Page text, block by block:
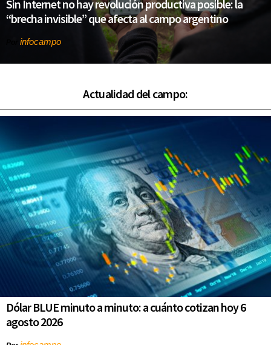
Sin Internet no hay revolución productiva posible: la
“brecha invisible” que afecta al campo argentino
infocampo
Actualidad del campo:
Dólar BLUE minuto a minuto: a cuánto cotizan hoy 6
agosto 2026